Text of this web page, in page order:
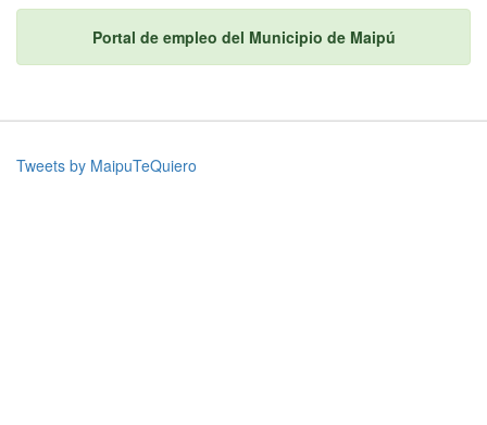
Portal de empleo del Municipio de Maipú
Tweets by MaipuTeQuiero